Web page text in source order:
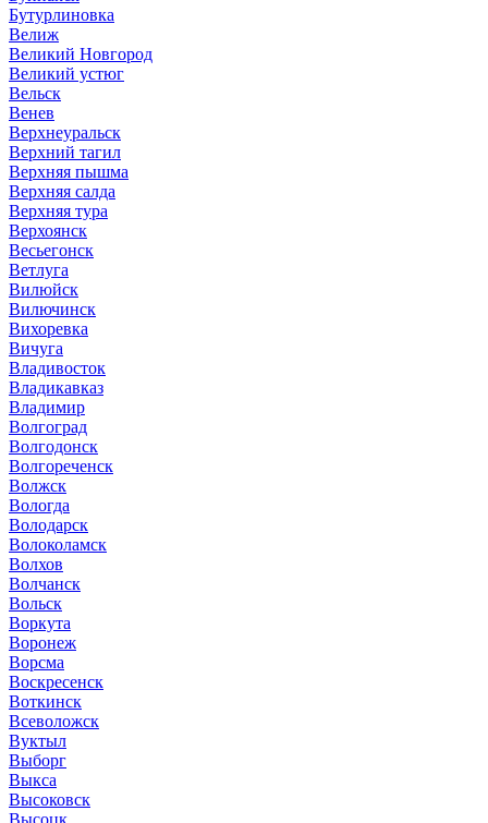
Бутурлиновка
Велиж
Великий Новгород
Великий устюг
Вельск
Венев
Верхнеуральск
Верхний тагил
Верхняя пышма
Верхняя салда
Верхняя тура
Верхоянск
Весьегонск
Ветлуга
Вилюйск
Вилючинск
Вихоревка
Вичуга
Владивосток
Владикавказ
Владимир
Волгоград
Волгодонск
Волгореченск
Волжск
Вологда
Володарск
Волоколамск
Волхов
Волчанск
Вольск
Воркута
Воронеж
Ворсма
Воскресенск
Воткинск
Всеволожск
Вуктыл
Выборг
Выкса
Высоковск
Высоцк